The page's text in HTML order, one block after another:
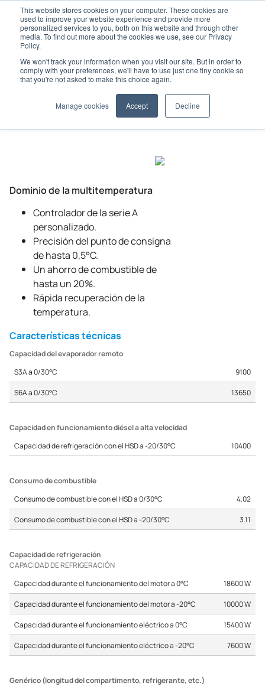
This website stores cookies on your computer. These cookies are
used to improve your website experience and provide more
personalized services to you, both on this website and through other
media. To find out more about the cookies we use, see our Privacy
Policy.
We won't track your information when you visit our site. But in order to
comply with your preferences, we'll have to use just one tiny cookie so
that you're not asked to make this choice again.
Manage cookies Accept Decline
Home
Advancer
Gama Advancer y especificaciones
A-500 Spectrum
Dominio de la multitemperatura
Controlador de la serie A
personalizado.
Precisión del punto de consigna
de hasta 0,5°C.
Un ahorro de combustible de
hasta un 20%.
Rápida recuperación de la
temperatura.
Características técnicas
Capacidad del evaporador remoto
S3A a 0/30°C 9100
S6A a 0/30°C 13650
Capacidad en funcionamiento diésel a alta velocidad
Capacidad de refrigeración con el HSD a -20/30°C 10400
Consumo de combustible
Consumo de combustible con el HSD a 0/30°C 4.02
Consumo de combustible con el HSD a -20/30°C 3.11
Capacidad de refrigeración
CAPACIDAD DE REFRIGERACIÓN
Capacidad durante el funcionamiento del motor a 0°C
18600 W
Capacidad durante el funcionamiento del motor a -20°C 10000 W
Capacidad durante el funcionamiento eléctrico a 0°C 15400 W
Capacidad durante el funcionamiento eléctrico a -20°C 7600 W
Genérico (longitud del compartimento, refrigerante, etc.)